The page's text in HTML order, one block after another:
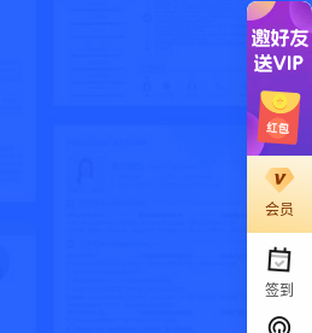
会员
签到